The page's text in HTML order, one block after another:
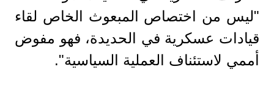
"ليس من اختصاص المبعوث الخاص لقاء
قيادات عسكرية في الحديدة، فهو مفوض
أممي لاستئناف العملية السياسية".